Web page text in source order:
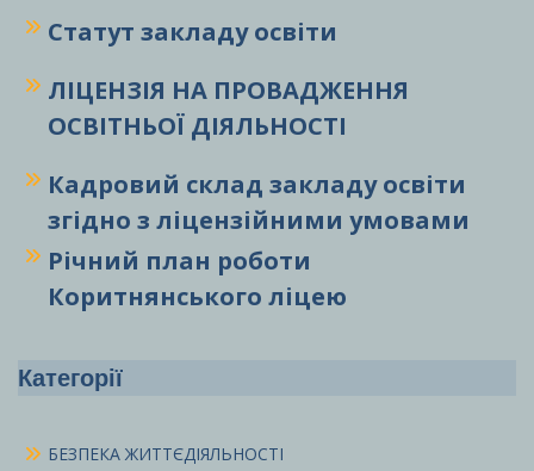
Статут закладу освіти
ЛІЦЕНЗІЯ НА ПРОВАДЖЕННЯ
ОСВІТНЬОЇ ДІЯЛЬНОСТІ
Кадровий склад закладу освіти
згідно з ліцензійними умовами
Річний план роботи
Коритнянського ліцею
Категорії
БЕЗПЕКА ЖИТТЄДІЯЛЬНОСТІ